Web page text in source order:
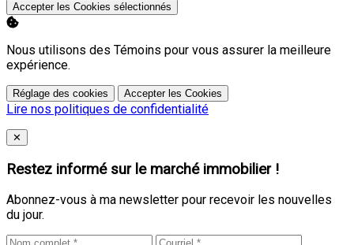
Accepter les Cookies sélectionnés
Nous utilisons des Témoins pour vous assurer la meilleure
expérience.
Réglage des cookies Accepter les Cookies
Lire nos politiques de confidentialité
Close
✕
Restez informé sur le marché immobilier !
Abonnez-vous à ma newsletter pour recevoir les nouvelles
du jour.